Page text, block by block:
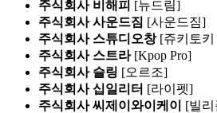
주식회사 비해피 [뉴드림]
주식회사 사운드짐 [사운드짐]
주식회사 스튜디오창[쥬키토키
주식회사 스트라[Kpop Pro]
주식회사 슬링 [오르조]
주식회사 십일리터 [라이펫]
주식회사 씨제이와이케이
[빌리